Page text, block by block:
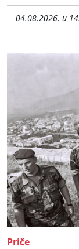
04.08.2026. u
Priče